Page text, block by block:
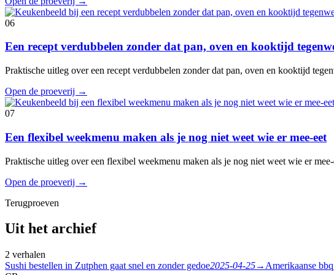
06
Een recept verdubbelen zonder dat pan, oven en kooktijd
Praktische uitleg over een recept verdubbelen zonder dat pan, oven en kooktijd
Open de proeverij →
07
Een flexibel weekmenu maken als je nog niet weet wie er mee-eet
Praktische uitleg over een flexibel weekmenu maken als je nog niet weet wie er
Open de proeverij →
Terugproeven
Uit het archief
2 verhalen
Sushi bestellen in Zutphen gaat snel en zonder gedoe2025-04-25→ Amerikaanse